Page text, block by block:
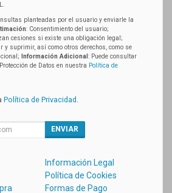
planteadas por el usuario y enviarle la
: Consentimiento del usuario;
cesiones si existe una obligación legal;
y suprimir, así como otros derechos, como se
Información Adicional : Puede consultar
de Datos en nuestra Política de
Política de Privacidad
ENVIAR
Información Legal
Política de Cookies
Formas de Pago